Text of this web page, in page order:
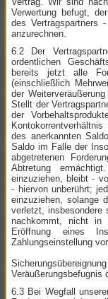
Verwertung befugt,
des Vertragspartners
anzurechnen.
6.2 Der
ordentlichen
bereits jetzt alle
(einschließlich
der
Stellt der
der
des anerkannten
Saldo im Falle der
abgetretenen
Abtretung
einzuziehen, bleibt -
- hiervon unberührt;
einzuziehen, solange
verletzt, insbesondere
nachkommt, nicht in
Eröffnung eines
Zahlungseinstellung
Veräußerungsbefugnis
6.3 Bei Wegfall